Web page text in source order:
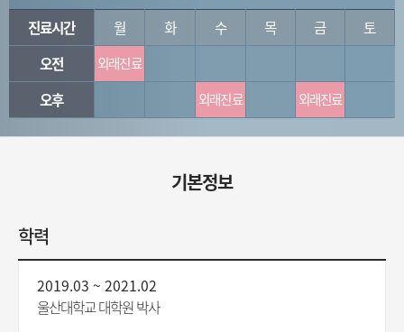
진료시간 월 화 수 목 금
토
오전
외래진료
오후 외래진료 외래진료
기본정보
학력
2019.03 ~ 2021.02
울산대학교 대학원 박사